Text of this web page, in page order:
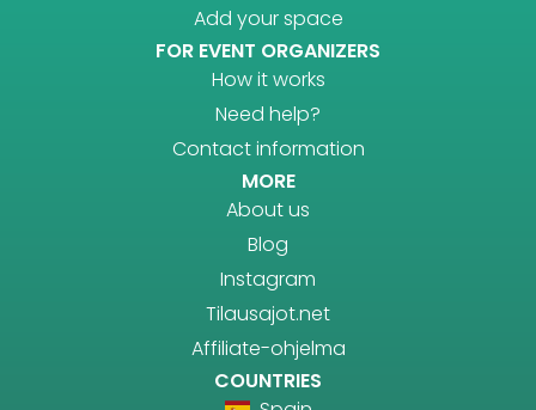
Add your space
FOR EVENT ORGANIZERS
How it works
Need help?
Contact information
MORE
About us
Blog
Instagram
Tilausajot.net
Affiliate-ohjelma
COUNTRIES